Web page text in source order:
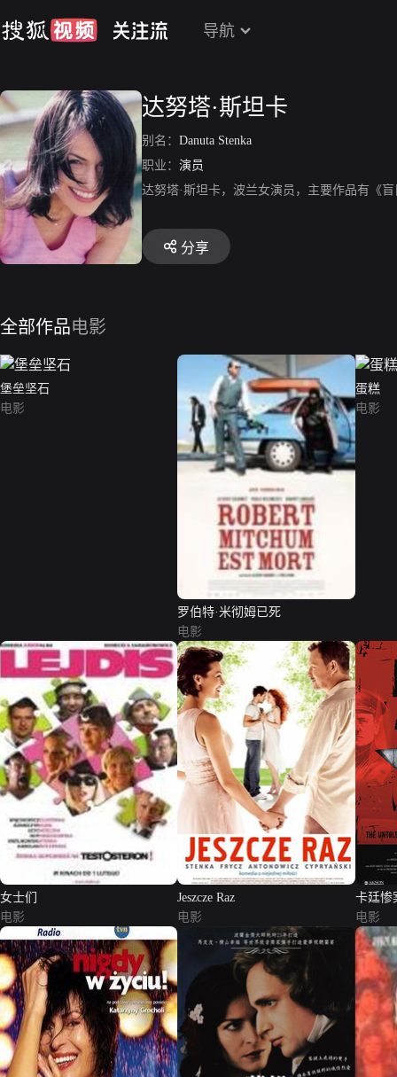
导航
达努塔·斯坦卡
别名： Danuta Stenka
职业： 演员
达努塔·斯坦卡，波兰女演员，主要作品有《
分享
全部作品电影
堡垒坚石
电影
罗伯特·米彻姆已死
电影
蛋糕
电影
女士们
电影
Jeszcze Raz
电影
卡廷惨
电影